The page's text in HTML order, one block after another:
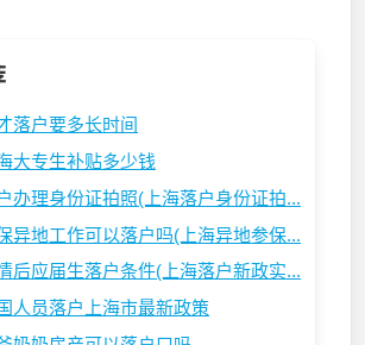
落户要多长时间
大专生补贴多少钱
办理身份证拍照(上海落户身份证拍...
异地工作可以落户吗(上海异地参保...
后应届生落户条件(上海落户新政实...
人员落户上海市最新政策